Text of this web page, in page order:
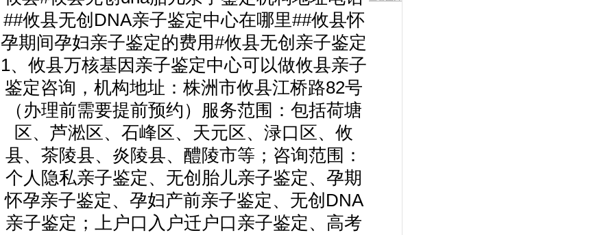
##攸县无创DNA亲子鉴定中心在哪里##攸县怀
孕期间孕妇亲子鉴定的费用#攸县无创亲子鉴定
1、攸县万核基因亲子鉴定中心可以做攸县亲子
鉴定咨询，机构地址：株洲市攸县江桥路82号
（办理前需要提前预约）服务范围：包括荷塘
区、芦淞区、石峰区、天元区、渌口区、攸
县、茶陵县、炎陵县、醴陵市等；咨询范围：
个人隐私亲子鉴定、无创胎儿亲子鉴定、孕期
怀孕亲子鉴定、孕妇产前亲子鉴定、无创DNA
亲子鉴定；上户口入户迁户口亲子鉴定、高考